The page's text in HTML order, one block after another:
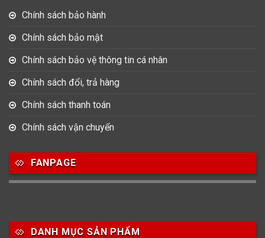
Chính sách bảo hành
Chính sách bảo mật
Chính sách bảo vệ thông tin cá nhân
Chính sách đổi, trả hàng
Chính sách thanh toán
Chính sách vận chuyển
FANPAGE
DANH MỤC SẢN PHẨM